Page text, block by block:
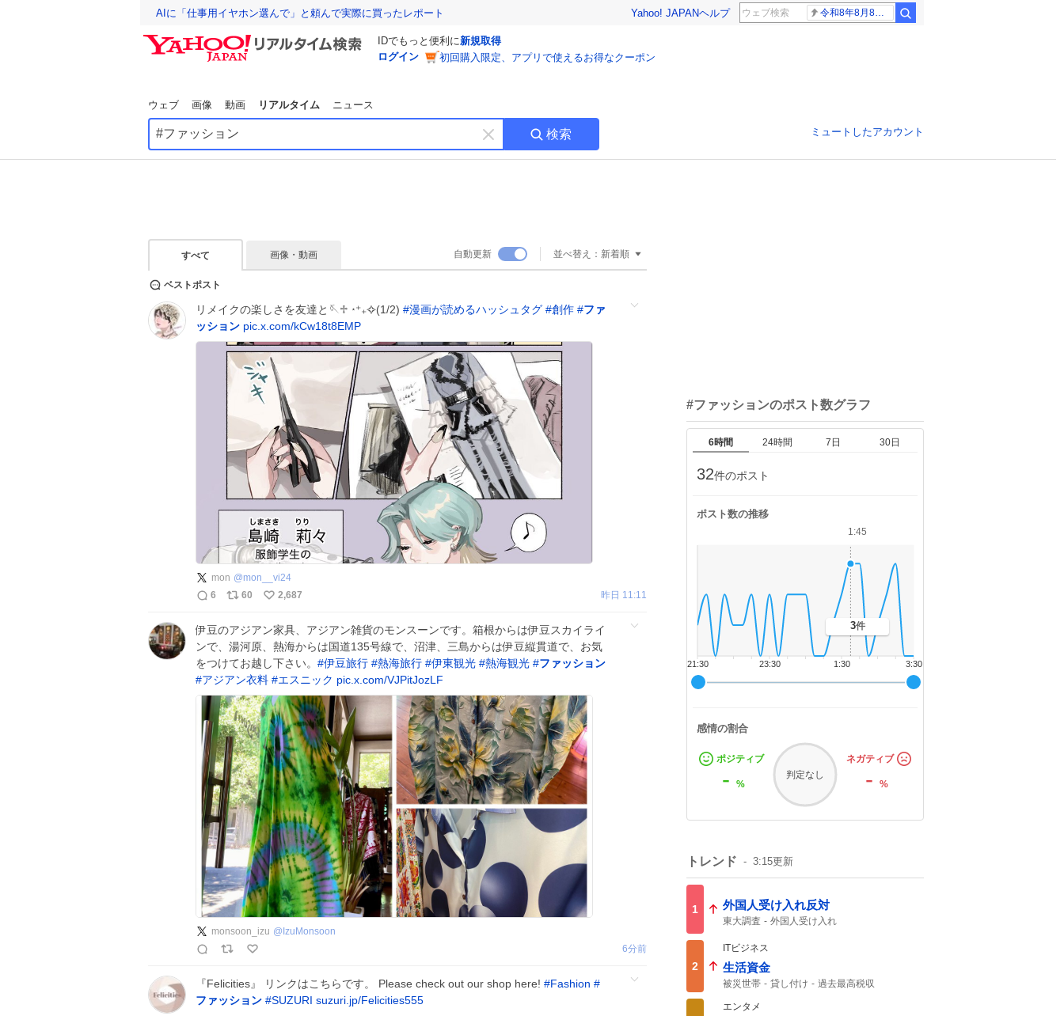
AIに「仕事用イヤホン選んで」と頼んで実際に買ったレポート Yahoo! JAPANヘルプ 令和8年8月8日8時8分
IDでもっと便利に新規取得
ログイン
初回購入限定、アプリで使えるお得なクーポン
ウェブ 画像 動画 リアルタイム ニュース
キ
ー
す
検索 ミュートしたアカウント
すべて 画像・動画 自動更新 並べ替え： 新着順
ベストポスト
リメイクの楽しさを友達と🪡♱ ⋆⁺₊✧(1/2) #漫画が読めるハッシュタグ #創作 #ファ
ッション pic.x.com/kCw18t8EMP
mon @mon__vi24
6
60 2,687 昨日 11:11
伊豆のアジアン家具、アジアン雑貨のモンスーンです。箱根からは伊豆スカイライ
ンで、湯河原、熱海からは国道135号線で、沼津、三島からは伊豆縦貫道で、お気
をつけてお越し下さい。 #伊豆旅行 #熱海旅行 #伊東観光 #熱海観光 #ファッション
#アジアン衣料 #エスニック pic.x.com/VJPitJozLF
monsoon_izu @ IzuMonsoon
6分前
『Felicities』 リンクはこちらです。 Please check out our shop here! #Fashion #
ファッション #SUZURI suzuri.jp/Felicities555
#ファッションのポスト数グラフ
6時間 24時間 7日 30日
32件のポスト
ポスト数の推移
3:30
1:30
23:30
21:30
1:45
3件
感情の割合
ポジティブ
- %
判定なし
ネガティブ
-%
トレンド 3:15更新
1 外国人受け入れ反対
東大調査 外国人受け入れ
2
ITビジネス
生活資金
被災世帯 貸し付け
過去最高税収
エンタメ